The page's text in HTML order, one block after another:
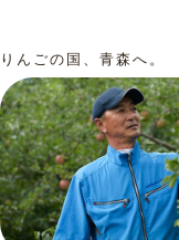
りんごの国、青森へ。